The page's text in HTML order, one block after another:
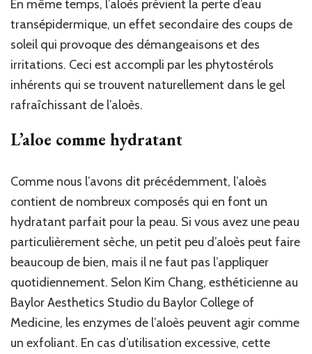
En même temps, l’aloès prévient la perte d’eau
transépidermique, un effet secondaire des coups de
soleil qui provoque des démangeaisons et des
irritations. Ceci est accompli par les phytostérols
inhérents qui se trouvent naturellement dans le gel
rafraîchissant de l’aloès.
L’aloe comme hydratant
Comme nous l’avons dit précédemment, l’aloès
contient de nombreux composés qui en font un
hydratant parfait pour la peau. Si vous avez une peau
particulièrement sèche, un petit peu d’aloès peut faire
beaucoup de bien, mais il ne faut pas l’appliquer
quotidiennement. Selon Kim Chang, esthéticienne au
Baylor Aesthetics Studio du Baylor College of
Medicine, les enzymes de l’aloès peuvent agir comme
un exfoliant. En cas d’utilisation excessive, cette